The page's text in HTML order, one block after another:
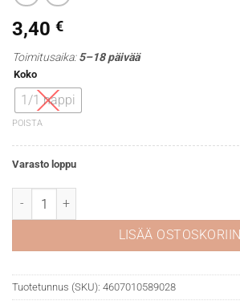
3,40 €
Toimitusaika:5–18 päivää
Koko
1/1 nappi
POISTA
Varasto loppu
White Nights akvarelli 412 Mars brown määrä
LISÄÄ OSTOSKORIIN
Tuotetunnus (SKU): 4607010589028